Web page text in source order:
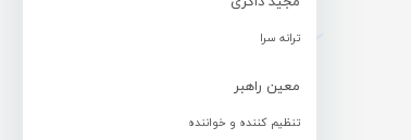
ترانه سرا
معین راهبر
تنظیم کننده و خواننده